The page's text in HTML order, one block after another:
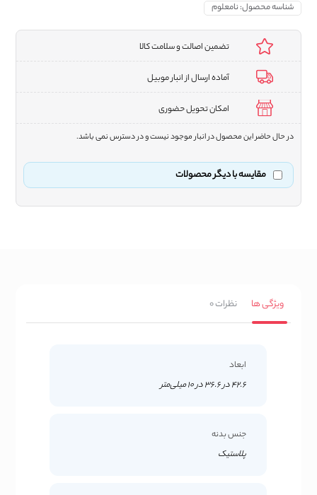
شناسه محصول:نامعلوم
تضمین اصالت و سلامت کالا
آماده ارسال از انبار موبیل
امکان تحویل حضوری
در حال حاضر این محصول در انبار موجود نیست و در دسترس نمی باشد.
مقایسه با دیگر محصولات
ویژگی ها نظرات0
ابعاد
42.6 در 36.6 در 10 میلی‌متر
جنس بدنه
پلاستیک